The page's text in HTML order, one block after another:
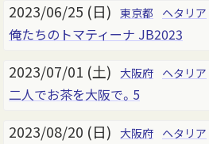
2023/06/25 (日) 東京都 ヘタリア
俺たちのトマティーナ JB2023
2023/07/01 (土) 大阪府 ヘタリア
二人でお茶を大阪で。5
2023/08/20 (日) 大阪府 ヘタリア